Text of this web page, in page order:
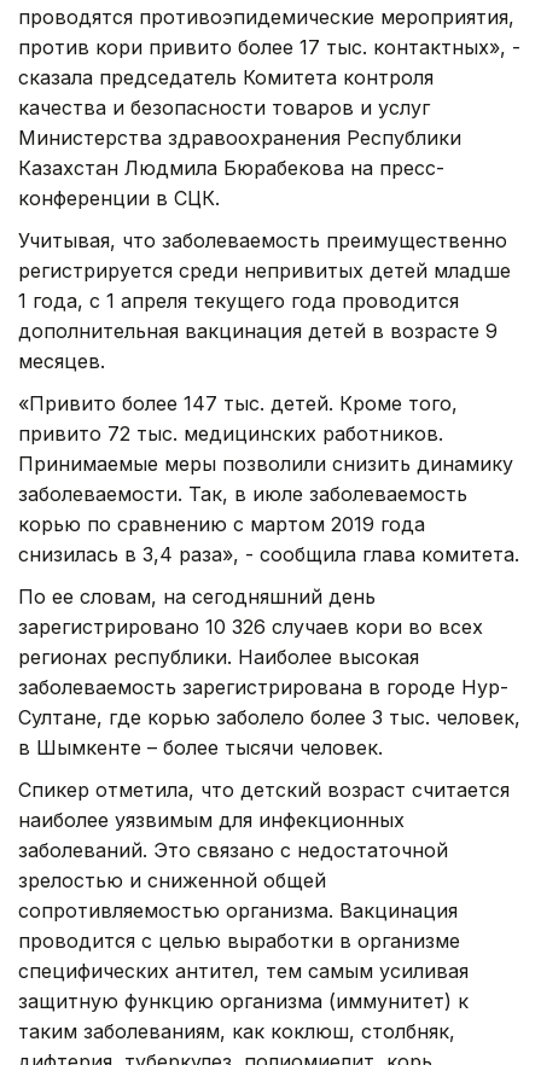
проводятся противоэпидемические мероприятия,
против кори привито более 17 тыс. контактных», -
сказала председатель Комитета контроля
качества и безопасности товаров и услуг
Министерства здравоохранения Республики
Казахстан Людмила Бюрабекова на пресс-
конференции в СЦК.
Учитывая, что заболеваемость преимущественно
регистрируется среди непривитых детей младше
1 года, с 1 апреля текущего года проводится
дополнительная вакцинация детей в возрасте 9
месяцев.
«Привито более 147 тыс. детей. Кроме того,
привито 72 тыс. медицинских работников.
Принимаемые меры позволили снизить динамику
заболеваемости. Так, в июле заболеваемость
корью по сравнению с мартом 2019 года
снизилась в 3,4 раза», - сообщила глава комитета.
По ее словам, на сегодняшний день
зарегистрировано 10 326 случаев кори во всех
регионах республики. Наиболее высокая
заболеваемость зарегистрирована в городе Нур-
Султане, где корью заболело более 3 тыс. человек,
в Шымкенте – более тысячи человек.
Спикер отметила, что детский возраст считается
наиболее уязвимым для инфекционных
заболеваний. Это связано с недостаточной
зрелостью и сниженной общей
сопротивляемостью организма. Вакцинация
проводится с целью выработки в организме
специфических антител, тем самым усиливая
защитную функцию организма (иммунитет) к
таким заболеваниям, как коклюш, столбняк,